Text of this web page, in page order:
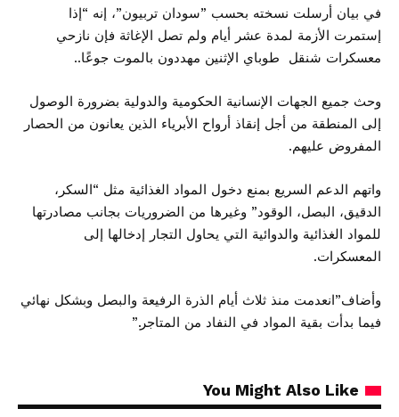
في بيان أرسلت نسخته بحسب ”سودان تربيون”، إنه “إذا
إستمرت الأزمة لمدة عشر أيام ولم تصل الإغاثة فإن نازحي
معسكرات شنقل طوباي الإثنين مهددون بالموت جوعًا..
وحث جميع الجهات الإنسانية الحكومية والدولية بضرورة الوصول
إلى المنطقة من أجل إنقاذ أرواح الأبرياء الذين يعانون من الحصار
المفروض عليهم.
واتهم الدعم السريع بمنع دخول المواد الغذائية مثل “السكر،
الدقيق، البصل، الوقود” وغيرها من الضروريات بجانب مصادرتها
للمواد الغذائية والدوائية التي يحاول التجار إدخالها إلى
المعسكرات.
وأضاف”انعدمت منذ ثلاث أيام الذرة الرفيعة والبصل وبشكل نهائي
فيما بدأت بقية المواد في النفاد من المتاجر.”
You Might Also Like